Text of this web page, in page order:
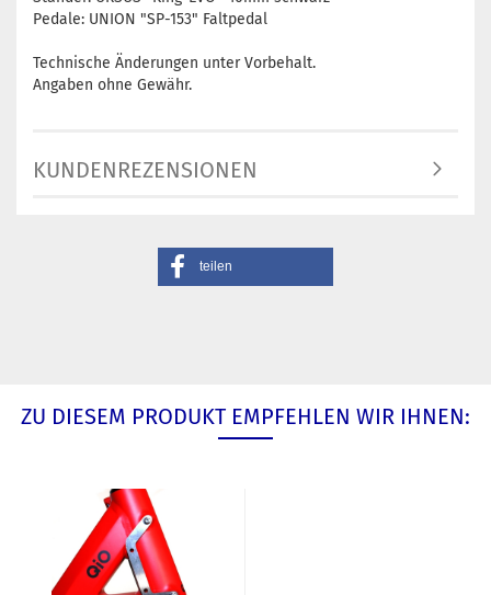
Pedale: UNION "SP-153" Faltpedal
Technische Änderungen unter Vorbehalt.
Angaben ohne Gewähr.
KUNDENREZENSIONEN
teilen
ZU DIESEM PRODUKT EMPFEHLEN WIR IHNEN: